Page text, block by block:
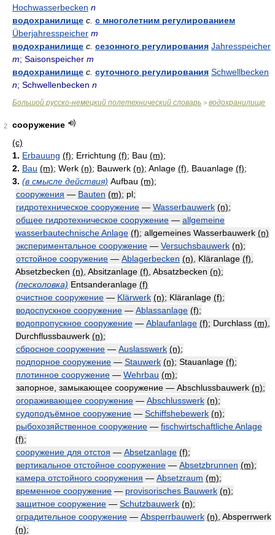
Hochwasserbecken n
водохранилище с. с многолетним регулированием
Überjahresspeicher m
водохранилище с. сезонного регулирования Jahresspeicher
m; Saisonspeicher m
водохранилище с. суточного регулирования Schwellbecken
n; Schwellenbecken n
Большой русско-немецкий полетехнический словарь > водохранилище
2
сооружение
(с)
1. Erbauung (f); Errichtung (f); Bau (m);
2. Bau (m); Werk (n); Bauwerk (n); Anlage (f) , Bauanlage (f);
3. (в смысле действия) Aufbau (m);
сооружения — Bauten (m); pl;
гидротехническое сооружение — Wasserbauwerk (n);
общее гидротехническое сооружение — allgemeine
wasserbautechnische Anlage (f); allgemeines Wasserbauwerk (n)
экспериментальное сооружение — Versuchsbauwerk (n);
отстойное сооружение — Ablagerbecken (n) , Kläranlage (f)
Absetzbecken (n) , Absitzanlage (f) , Absatzbecken (n);
(песколовка) Entsanderanlage (f)
очистное сооружение — Klärwerk (n); Kläranlage (f);
водоспускное сооружение — Ablassanlage (f);
водопропускное сооружение — Ablaufanlage (f); Durchlass (m)
Durchflussbauwerk (n);
сбросное сооружение — Auslasswerk (n);
подпорное сооружение — Stauwerk (n); Stauanlage (f);
плотинное сооружение — Wehrbau (m);
запорное, замыкающее сооружение — Abschlussbauwerk (n);
огораживающее сооружение — Abschlusswerk (n);
судоподъёмное сооружение — Schiffshebewerk (n);
рыбохозяйственное сооружение — fischwirtschaftliche Anlage
(f);
сооружение для отстоя — Absetzanlage (f);
вертикальное отстойное сооружение — Absetzbrunnen (m);
камера отстойного сооружения — Absetzraum (m);
временное сооружение — provisorisches Bauwerk (n);
защитное сооружение — Schutzbauwerk (n);
оградительное сооружение — Absperrbauwerk (n) , Absperrwerk
(n);